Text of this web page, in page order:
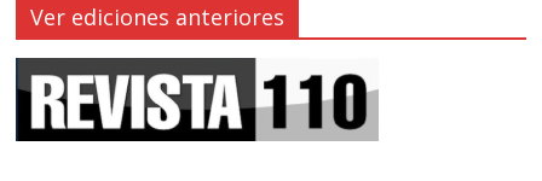
Ver ediciones anteriores